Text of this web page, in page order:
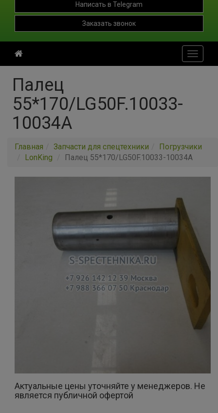
Написать в Telegram
Заказать звонок
Toggle
Палец
55*170/LG50F.10033-
10034A
Главная Запчасти для спецтехники
Погрузчики
LonKing
Палец 55*170/LG50F.10033-10034A
Актуальные цены уточняйте у менеджеров. Не
является публичной офертой